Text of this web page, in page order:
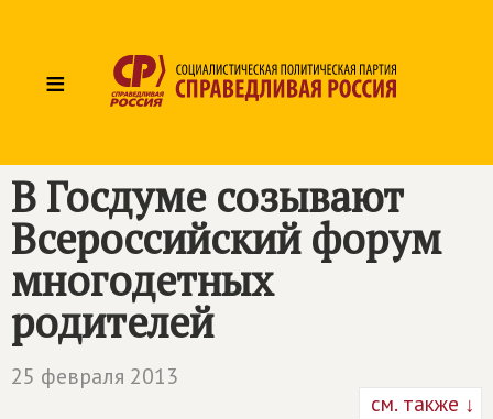
≡
В Госдуме созывают
Всероссийский форум
многодетных
родителей
25 февраля 2013
см. также ↓